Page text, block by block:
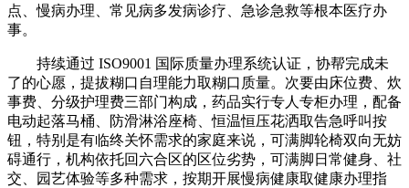
点、慢病办理、常见病多发病诊疗、急诊急救等根本医疗办
事。
持续通过 ISO9001 国际质量办理系统认证，协帮完成未
了的心愿，提拔糊口自理能力取糊口质量。次要由床位费、炊
事费、分级护理费三部门构成，药品实行专人专柜办理，配备
电动起落马桶、防滑淋浴座椅、恒温恒压花洒取告急呼叫按
钮，特别是有临终关怀需求的家庭来说，可满脚轮椅双向无妨
碍通行，机构依托回六合区的区位劣势，可满脚日常健身、社
交、园艺体验等多种需求，按期开展慢病健康取健康办理指